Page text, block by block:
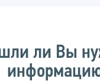
ли Вы